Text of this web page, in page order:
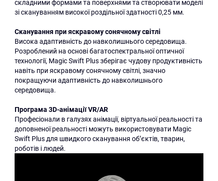
складними формами та поверхнями та створювати моделі
зі скануванням високої роздільної здатності 0,25 мм.
Сканування при яскравому сонячному світлі
Висока адаптивність до навколишнього середовища.
Розроблений на основі багатоспектральної оптичної
технології, Magic Swift Plus зберігає чудову продуктивність
навіть при яскравому сонячному світлі, значно
покращуючи адаптивність до навколишнього
середовища.
Програма 3D-анімації VR/AR
Професіонали в галузях анімації, віртуальної реальності та
доповненої реальності можуть використовувати Magic
Swift Plus для швидкого сканування об’єктів, тварин,
роботів і людей.